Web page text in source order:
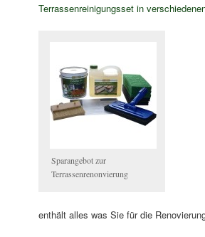
Terrassenreinigungsset in
Sparangebot zur
Terrassenrenonvierung
enthält alles was Sie für die